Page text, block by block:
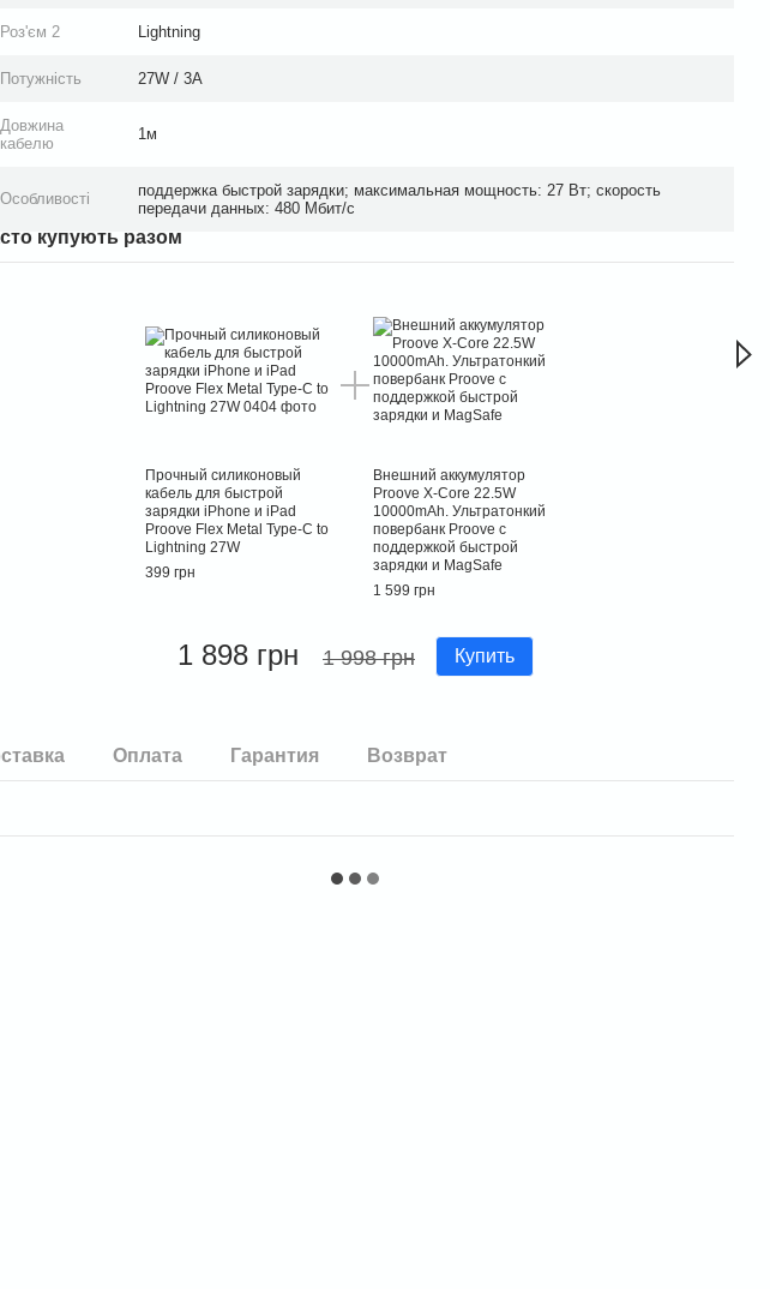
Роз'єм 2 Lightning
Потужність 27W / 3А
Довжина
кабелю
1м
Особливості
поддержка быстрой зарядки; максимальная мощность: 27 Вт; скорость
передачи данных: 480 Мбит/с
купують разом
Прочный силиконовый
кабель для быстрой
зарядки iPhone и iPad
Proove Flex Metal Type-C to
Lightning 27W
399 грн
Внешний аккумулятор
Proove X-Core 22.5W
10000mAh. Ультратонкий
повербанк Proove с
поддержкой быстрой
зарядки и MagSafe
1 599 грн
1 898 грн 1 998 грн Купить
Оплата Гарантия Возврат